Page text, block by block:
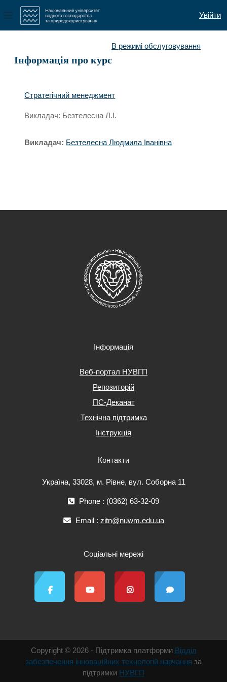
Бокова панель
Увійти
В режимі обслуговування
Інформація про курс
Стратегічний менеджмент
Викладач: Безтелесна Л.І.
Викладач: Безтелесна Людмила Іванівна
Інформація
Веб-портал НУВГП
Репозиторій
ПС-Деканат
Технічна підтримка
Інструкція
Контакти
Україна, 33028, м. Рівне, вул. Соборна 11
Phone : (0362) 63-32-09
Email : zitn@nuwm.edu.ua
Соціальні мережі
Copyright © 2026 - Підтримка платформи Відділ
забезпечення інноваційних технологій навчання за
підтримки НУВГП